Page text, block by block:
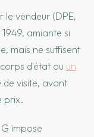
le vendeur (DPE,
amiante si
mais ne suffisent
d'état ou un
visite, avant
prix.
impose